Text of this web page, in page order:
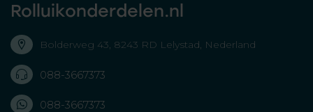
Rolluikonderdelen.nl
Bolderweg 43, 8243 RD Lelystad, Nederland
088-3667373
088-3667373